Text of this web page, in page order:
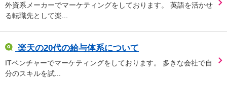
外資系メーカーでマーケティングをしております。 英語を活かせ
る転職先として楽...
楽天の20代の給与体系について
ITベンチャーでマーケティングをしております。 多きな会社で自
分のスキルを試...